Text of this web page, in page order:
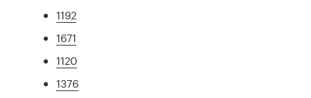
1192
1671
1120
1376